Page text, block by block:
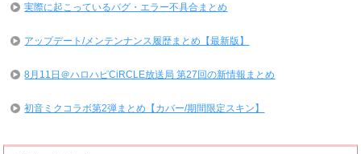
実際に起こっているバグ・エラー不具合まとめ
アップデート/メンテンナンス履歴まとめ【最新版】
8月11日＠ハロハピCiRCLE放送局 第27回の新情報まとめ
初音ミクコラボ第2弾まとめ【カバー/期間限定スキン】